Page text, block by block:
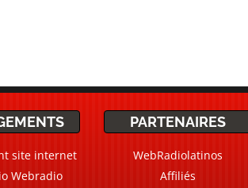
site internet
Webradio
PARTENAIRES
WebRadiolatinos
Affiliés